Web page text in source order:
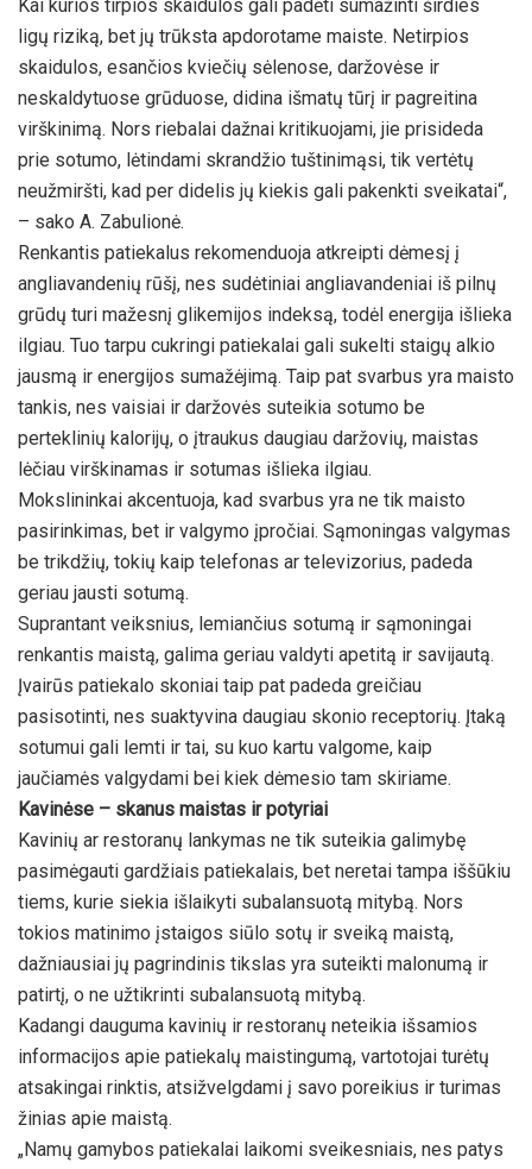
Kai kurios tirpios skaidulos gali padėti sumažinti širdies
ligų riziką, bet jų trūksta apdorotame maiste. Netirpios
skaidulos, esančios kviečių sėlenose, daržovėse ir
neskaldytuose grūduose, didina išmatų tūrį ir pagreitina
virškinimą. Nors riebalai dažnai kritikuojami, jie prisideda
prie sotumo, lėtindami skrandžio tuštinimąsi, tik vertėtų
neužmiršti, kad per didelis jų kiekis gali pakenkti sveikatai“,
– sako A. Zabulionė.
Renkantis patiekalus rekomenduoja atkreipti dėmesį į
angliavandenių rūšį, nes sudėtiniai angliavandeniai iš pilnų
grūdų turi mažesnį glikemijos indeksą, todėl energija išlieka
ilgiau. Tuo tarpu cukringi patiekalai gali sukelti staigų alkio
jausmą ir energijos sumažėjimą. Taip pat svarbus yra maisto
tankis, nes vaisiai ir daržovės suteikia sotumo be
perteklinių kalorijų, o įtraukus daugiau daržovių, maistas
lėčiau virškinamas ir sotumas išlieka ilgiau.
Mokslininkai akcentuoja, kad svarbus yra ne tik maisto
pasirinkimas, bet ir valgymo įpročiai. Sąmoningas valgymas
be trikdžių, tokių kaip telefonas ar televizorius, padeda
geriau jausti sotumą.
Suprantant veiksnius, lemiančius sotumą ir sąmoningai
renkantis maistą, galima geriau valdyti apetitą ir savijautą.
Įvairūs patiekalo skoniai taip pat padeda greičiau
pasisotinti, nes suaktyvina daugiau skonio receptorių. Įtaką
sotumui gali lemti ir tai, su kuo kartu valgome, kaip
jaučiamės valgydami bei kiek dėmesio tam skiriame.
Kavinėse – skanus maistas ir potyriai
Kavinių ar restoranų lankymas ne tik suteikia galimybę
pasimėgauti gardžiais patiekalais, bet neretai tampa iššūkiu
tiems, kurie siekia išlaikyti subalansuotą mitybą. Nors
tokios matinimo įstaigos siūlo sotų ir sveiką maistą,
dažniausiai jų pagrindinis tikslas yra suteikti malonumą ir
patirtį, o ne užtikrinti subalansuotą mitybą.
Kadangi dauguma kavinių ir restoranų neteikia išsamios
informacijos apie patiekalų maistingumą, vartotojai turėtų
atsakingai rinktis, atsižvelgdami į savo poreikius ir turimas
žinias apie maistą.
„Namų gamybos patiekalai laikomi sveikesniais, nes patys